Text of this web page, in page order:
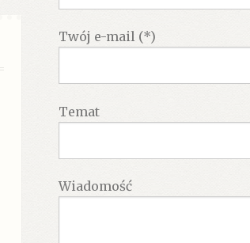
Twój e-mail (*)
Temat
Wiadomość